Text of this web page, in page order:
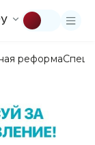
реформа